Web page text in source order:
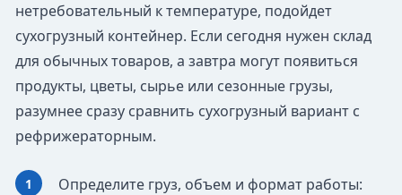
нетребовательный к температуре, подойдет
сухогрузный контейнер. Если сегодня нужен склад
для обычных товаров, а завтра могут появиться
продукты, цветы, сырье или сезонные грузы,
разумнее сразу сравнить сухогрузный вариант с
рефрижераторным.
Определите груз, объем и формат работы: